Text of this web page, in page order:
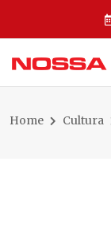
Home Cultura